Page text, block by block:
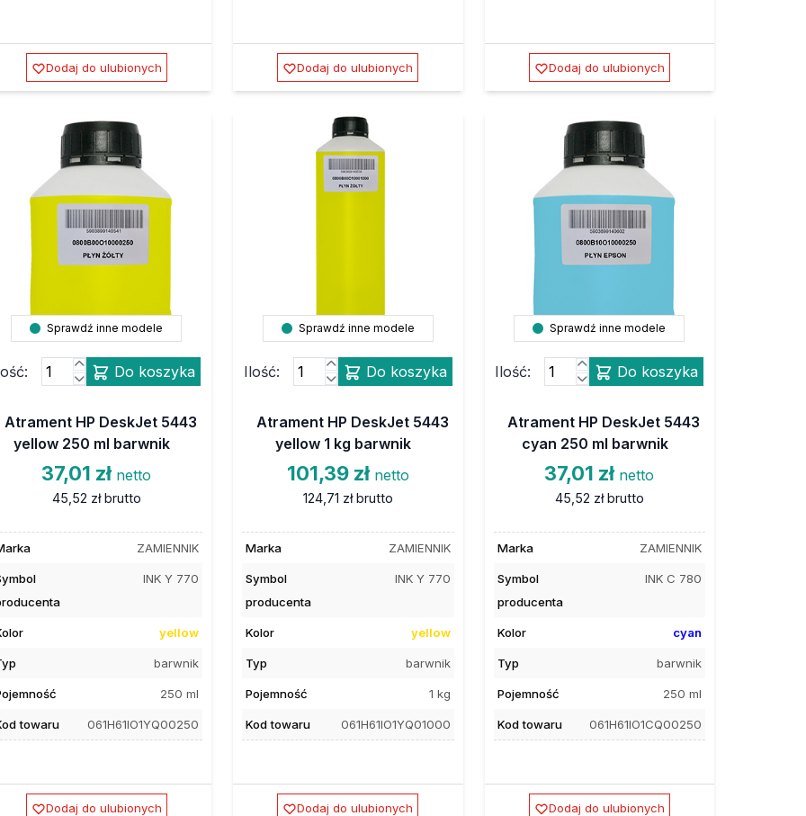
Dodaj do ulubionych Dodaj do ulubionych Dodaj do ulubionych
Sprawdź inne modele
Do koszyka
Atrament HP DeskJet 5443
yellow 250 ml barwnik
37,01 zł netto
45,52 zł brutto
ZAMIENNIK
INK Y 770
yellow
barwnik
250 ml
towaru 061H61IO1YQ00250
Dodaj do ulubionych
Sprawdź inne modele
Ilość: Do koszyka
Atrament HP DeskJet 5443
yellow 1 kg barwnik
101,39 zł netto
124,71 zł brutto
Marka ZAMIENNIK
Symbol
producenta
INK Y 770
Kolor yellow
Typ barwnik
Pojemność 1 kg
Kod towaru 061H61IO1YQ01000
Dodaj do ulubionych
Sprawdź inne modele
Ilość: Do koszyka
Atrament HP DeskJet 5443
cyan 250 ml barwnik
37,01 zł netto
45,52 zł brutto
Marka ZAMIENNIK
Symbol
producenta
INK C 780
Kolor cyan
Typ barwnik
Pojemność 250 ml
Kod towaru 061H61IO1CQ00250
Dodaj do ulubionych